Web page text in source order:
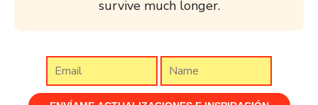
survive much longer.